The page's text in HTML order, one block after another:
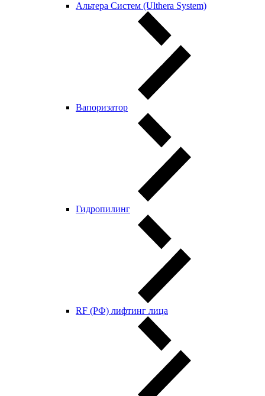
Альтера Систем (Ulthera System)
Вапоризатор
Гидропилинг
RF (РФ) лифтинг лица